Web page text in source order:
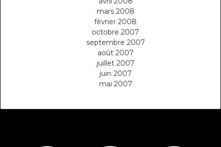
mars 2008
février 2008
octobre 2007
septembre 2007
août 2007
juillet 2007
juin 2007
mai 2007